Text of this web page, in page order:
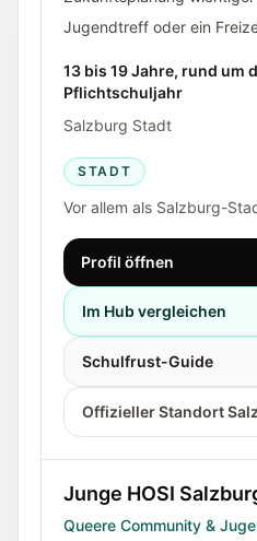
Jugendtreff oder ein
13 bis 19 Jahre, rund um
Pflichtschuljahr
Salzburg Stadt
STADT
Vor allem als Salzburg-
Profil öffnen
Im Hub vergleichen
Schulfrust-Guide
Offizieller Standort
Junge HOSI
Queere Community &